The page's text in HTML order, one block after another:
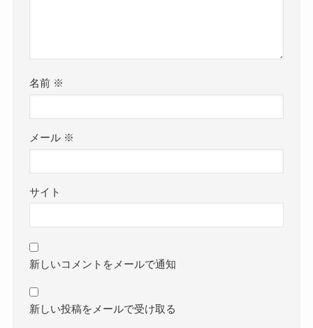
名前 ※
メール ※
サイト
新しいコメントをメールで通知
新しい投稿をメールで受け取る